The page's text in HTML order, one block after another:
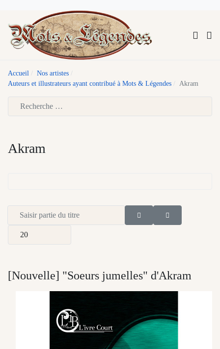
Accueil
Nos artistes
Auteurs et illustrateurs ayant contribué à Mots & Légendes
Akram
Akram
Saisir partie du titre
Afficher #
[Nouvelle] "Soeurs jumelles" d'Akram